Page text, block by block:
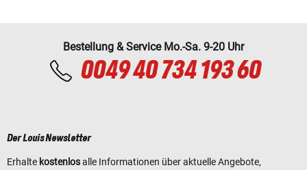
Bestellung & Service Mo.-Sa. 9-20 Uhr
0049 40 734 193 60
Der Louis Newsletter
Erhalte kostenlosalle Informationen über aktuelle Angebote,